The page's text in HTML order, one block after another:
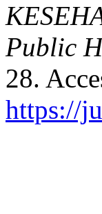
Public
28.
https://